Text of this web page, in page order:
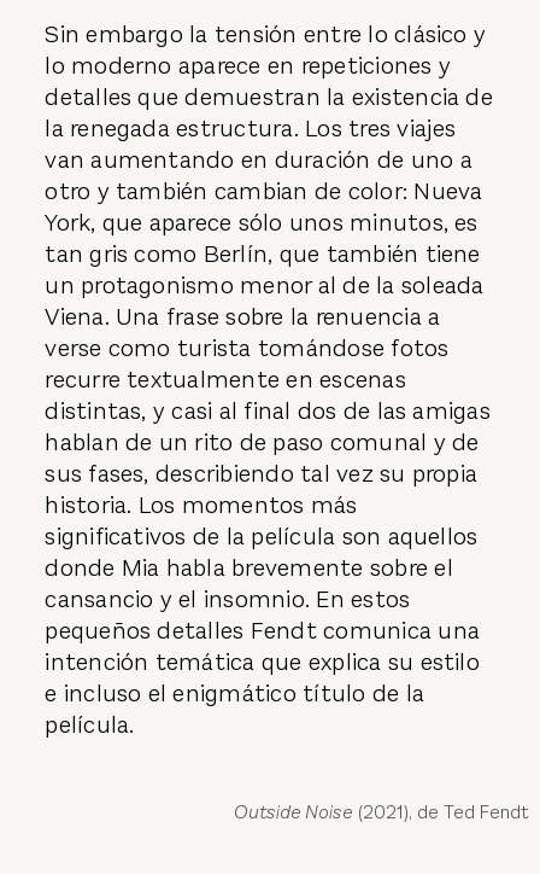
Sin embargo la tensión entre lo clásico y
lo moderno aparece en repeticiones y
detalles que demuestran la existencia de
la renegada estructura. Los tres viajes
van aumentando en duración de uno a
otro y también cambian de color: Nueva
York, que aparece sólo unos minutos, es
tan gris como Berlín, que también tiene
un protagonismo menor al de la soleada
Viena. Una frase sobre la renuencia a
verse como turista tomándose fotos
recurre textualmente en escenas
distintas, y casi al final dos de las amigas
hablan de un rito de paso comunal y de
sus fases, describiendo tal vez su propia
historia. Los momentos más
significativos de la película son aquellos
donde Mia habla brevemente sobre el
cansancio y el insomnio. En estos
pequeños detalles Fendt comunica una
intención temática que explica su estilo
e incluso el enigmático título de la
película.
Outside Noise (2021), de Ted Fendt